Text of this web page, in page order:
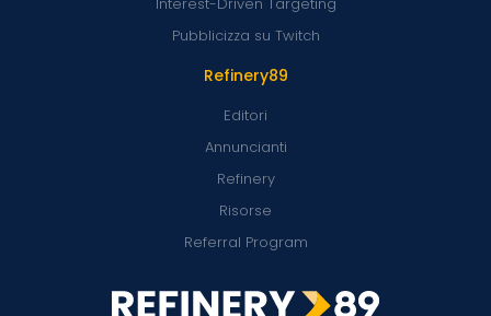
Refinery89
Editori
Annuncianti
Refinery
Risorse
Referral Program
Pubblicizza su Twitch